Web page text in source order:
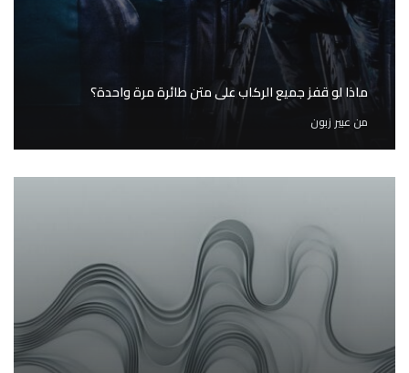
ماذا لو قفز جميع الركاب على متن طائرة مرة واحدة؟
من عبير زبون